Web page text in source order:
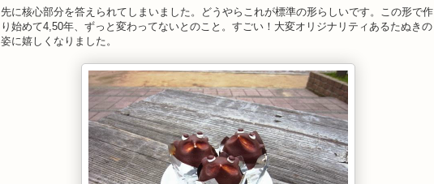
先に核心部分を答えられてしまいました。どうやらこれが標準の形らしいです。この形で作
り始めて4,50年、ずっと変わってないとのこと。すごい！大変オリジナリティあるたぬきの
姿に嬉しくなりました。